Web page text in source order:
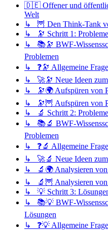
🇩🇪 Offener und
Welt
↳ 🦉 Den Think-Tank
↳ 🔭 Schritt 1: Probleme
↳ 📚🔭 BWF-
Problemen
↳ ❓🔭 Allgemeine
↳ 🚀🔭 Neue Ideen zum
↳ 🔭🌍 Aufspüren von
↳ 🔭🦉 Aufspüren von
↳ 🔬 Schritt 2: Probleme
↳ 📚🔬 BWF-
Problemen
↳ ❓🔬 Allgemeine
↳ 🚀🔬 Neue Ideen zum
↳ 🔬🌍 Analysieren von
↳ 🔬🦉 Analysieren von
↳ 💡 Schritt 3:
↳ 📚💡 BWF-
Lösungen
↳ ❓💡 Allgemeine